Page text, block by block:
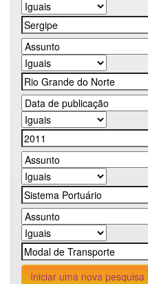
Iniciar uma nova pesquisa